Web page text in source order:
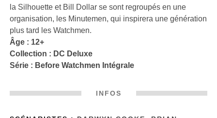
la Silhouette et Bill Dollar se sont regroupés en une
organisation, les Minutemen, qui inspirera une génération
plus tard les Watchmen.
Âge : 12+
Collection : DC Deluxe
Série : Before Watchmen Intégrale
INFOS